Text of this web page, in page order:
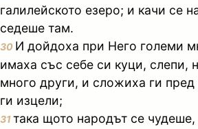
галилейското езеро; и качи се
седеше там.
30 И дойдоха при Него големи
имаха със себе си куци, слепи,
много други, и сложиха ги
ги изцели;
31така щото народът се чудеше,